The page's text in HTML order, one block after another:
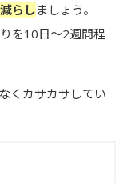
らし ましょう。
を10日～2週間程
くカサカサしてい